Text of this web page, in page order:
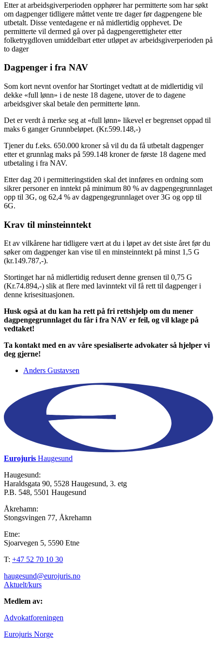
Etter at arbeidsgiverperioden opphører har permitterte som har søkt
om dagpenger tidligere måttet vente tre dager før dagpengene ble
utbetalt. Disse ventedagene er nå midlertidig opphevet. De
permitterte vil dermed gå over på dagpengerettigheter etter
folketrygdloven umiddelbart etter utløpet av arbeidsgiverperioden på
to dager
Dagpenger i fra NAV
Som kort nevnt ovenfor har Stortinget vedtatt at de midlertidig vil
dekke «full lønn» i de neste 18 dagene, utover de to dagene
arbeidsgiver skal betale den permitterte lønn.
Det er verdt å merke seg at «full lønn» likevel er begrenset oppad til
maks 6 ganger Grunnbeløpet. (Kr.599.148,-)
Tjener du f.eks. 650.000 kroner så vil du da få utbetalt dagpenger
etter et grunnlag maks på 599.148 kroner de første 18 dagene med
utbetaling i fra NAV.
Etter dag 20 i permitteringstiden skal det innføres en ordning som
sikrer personer en inntekt på minimum 80 % av dagpengegrunnlaget
opp til 3G, og 62,4 % av dagpengegrunnlaget over 3G og opp til
6G.
Krav til minsteinntekt
Et av vilkårene har tidligere vært at du i løpet av det siste året før du
søker om dagpenger kan vise til en minsteinntekt på minst 1,5 G
(kr.149.787,-).
Stortinget har nå midlertidig redusert denne grensen til 0,75 G
(Kr.74.894,-) slik at flere med lavinntekt vil få rett til dagpenger i
denne krisesituasjonen.
Husk også at du kan ha rett på fri rettshjelp om du mener
dagpengegrunnlaget du får i fra NAV er feil, og vil klage på
vedtaket!
Ta kontakt med en av våre spesialiserte advokater så hjelper vi
deg gjerne!
Anders Gustavsen
Eurojuris Haugesund
Haugesund:
Haraldsgata 90, 5528 Haugesund, 3. etg
P.B. 548, 5501 Haugesund
Åkrehamn:
Stongsvingen 77, Åkrehamn
Etne:
Sjoarvegen 5, 5590 Etne
T: +47 52 70 10 30
haugesund@eurojuris.no
Aktuelt/kurs
Medlem av:
Advokatforeningen
Eurojuris Norge